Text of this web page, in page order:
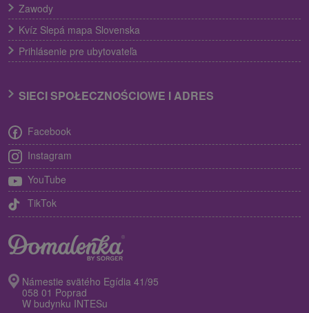
Zawody
Kvíz Slepá mapa Slovenska
Prihlásenie pre ubytovateľa
SIECI SPOŁECZNOŚCIOWE I ADRES
Facebook
Instagram
YouTube
TikTok
Námestie svätého Egídia 41/95
058 01 Poprad
W budynku INTESu